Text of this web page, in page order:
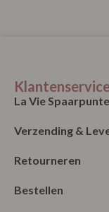
La Vie
Verzending &
Retourneren
Bestellen